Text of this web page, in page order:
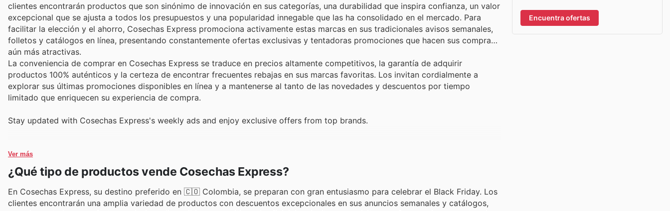
clientes encontrarán productos que son sinónimo de innovación en sus categorías, una durabilidad que inspira confianza, un valor
excepcional que se ajusta a todos los presupuestos y una popularidad innegable que las ha consolidado en el mercado. Para
facilitar la elección y el ahorro, Cosechas Express promociona activamente estas marcas en sus tradicionales avisos semanales,
folletos y catálogos en línea, presentando constantemente ofertas exclusivas y tentadoras promociones que hacen sus compras
aún más atractivas.
La conveniencia de comprar en Cosechas Express se traduce en precios altamente competitivos, la garantía de adquirir
productos 100% auténticos y la certeza de encontrar frecuentes rebajas en sus marcas favoritas. Los invitan cordialmente a
explorar sus últimas promociones disponibles en línea y a mantenerse al tanto de las novedades y descuentos por tiempo
limitado que enriquecen su experiencia de compra.
Stay updated with Cosechas Express's weekly ads and enjoy exclusive offers from top brands.
Ver más
¿Qué tipo de productos vende Cosechas Express?
En Cosechas Express, su destino preferido en 🇨🇴 Colombia, se preparan con gran entusiasmo para celebrar el Black Friday. Los
clientes encontrarán una amplia variedad de productos con descuentos excepcionales en sus anuncios semanales y catálogos,
Encuentra ofertas